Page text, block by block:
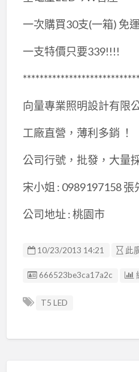
一次購買30支(一箱) 免
一支特價只要339!!!!
向量專業照明設計有限
工廠直營，薄利多銷 ！
公司行號，批發，大量
宋小姐 : 0989197158 張
公司地址 : 桃園市
10/23/2013 14:21 此
廣告编號
666523be3ca17a2c
T5 LED